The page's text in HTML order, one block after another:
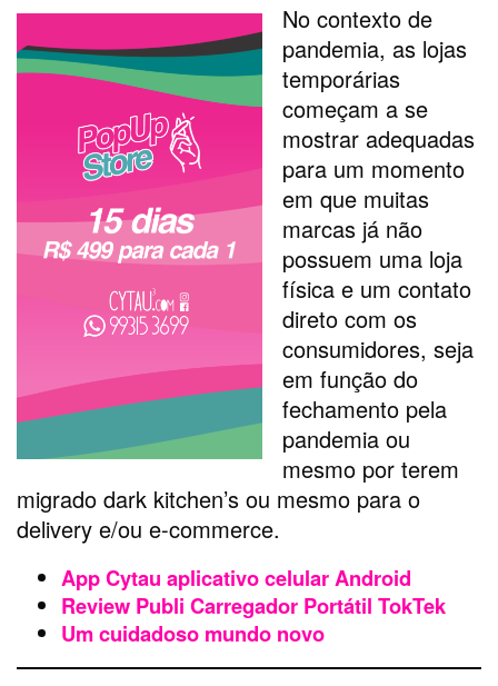
No contexto de
pandemia, as lojas
temporárias
começam a se
mostrar adequadas
para um momento
em que muitas
marcas já não
possuem uma loja
física e um contato
direto com os
consumidores, seja
em função do
fechamento pela
pandemia ou
mesmo por terem
migrado dark kitchen’s ou mesmo para o
delivery e/ou e-commerce.
App Cytau aplicativo celular Android
Review Publi Carregador Portátil TokTek
Um cuidadoso mundo novo